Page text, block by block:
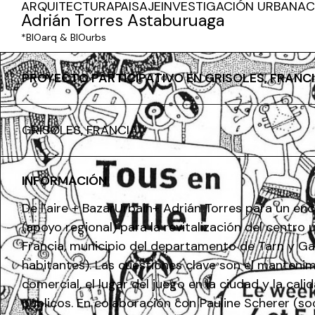
Adrián Torres Astaburuaga
*BIOarq & BIOurbs
ARQUITECTURAPAISAJEINVESTIGACIÓN URBANA
PROYECTO PARTICIPATIVO EN GRISOLES,
GRISOLES, FRANCIA
INFORMACIÓN
De l’aire + BazarUrbain+ Adrián Torres para un
(apoyo regional) para la revitalización del centro
Francia, municipio del departamento de Tarn y
habitantes). Las cuestiones clave son el
comercial, el lugar del juego en la ciudad y la
públicos. En colaboración con Pauline Scherer